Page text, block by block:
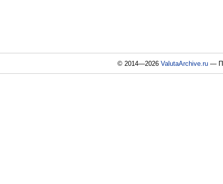
© 2014—2026ValutaArchive.ru —